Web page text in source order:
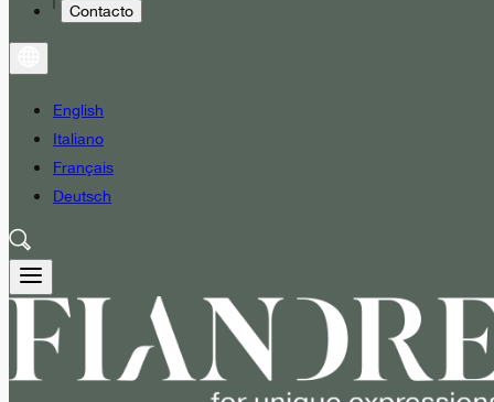
Contacto
English
Italiano
Français
Deutsch